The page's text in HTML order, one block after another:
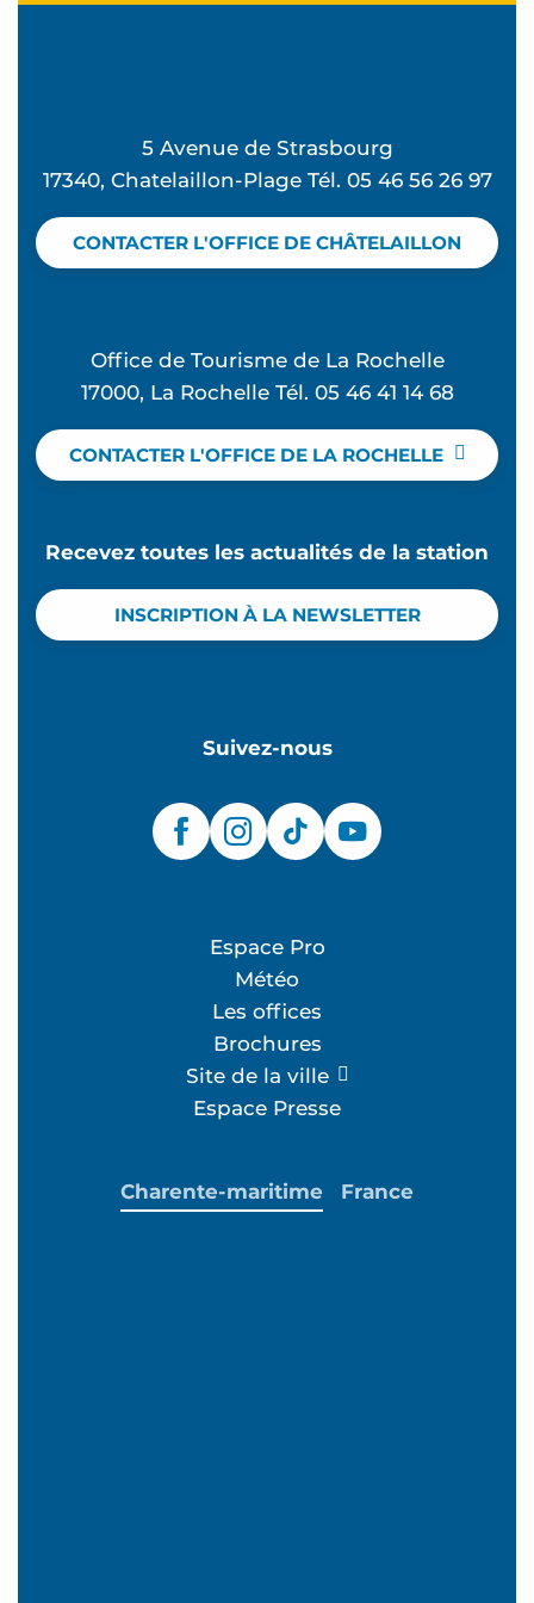
5 Avenue de Strasbourg
17340, Chatelaillon-Plage Tél. 05 46 56 26 97
CONTACTER L'OFFICE DE CHÂTELAILLON
Office de Tourisme de La Rochelle
17000, La Rochelle Tél. 05 46 41 14 68
CONTACTER L'OFFICE DE LA ROCHELLE
Recevez toutes les actualités de la station
INSCRIPTION À LA NEWSLETTER
Suivez-nous
Espace Pro
Météo
Les offices
Brochures
Site de la ville
Espace Presse
Charente-maritime France